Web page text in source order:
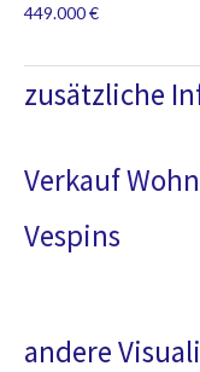
449.000 €
zusätzliche
Verkauf
Vespins
andere